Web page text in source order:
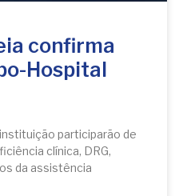
confirma
Hospital
participarão de
clínica, DRG,
da assistência